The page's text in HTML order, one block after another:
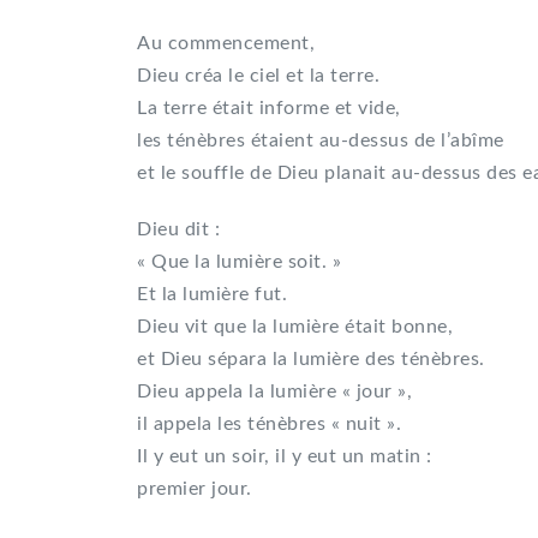
Au commencement,
Dieu créa le ciel et la terre.
La terre était informe et vide,
les ténèbres étaient au-dessus de l’abîme
et le souffle de Dieu planait au-dessus des
Dieu dit :
« Que la lumière soit. »
Et la lumière fut.
Dieu vit que la lumière était bonne,
et Dieu sépara la lumière des ténèbres.
Dieu appela la lumière « jour »,
il appela les ténèbres « nuit ».
Il y eut un soir, il y eut un matin :
premier jour.